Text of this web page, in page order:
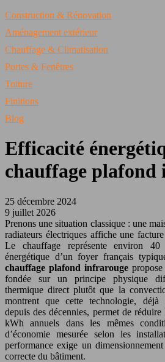
Construction & Rénovation
Aménagement extérieur
Chauffage & Climatisation
Portes & Fenêtres
Toiture
Finitions
Blog
Efficacité
chauffage plafond
25 décembre 2024
9 juillet 2026
Prenons une situation classique : une
radiateurs électriques affiche une
Le chauffage représente environ
énergétique d’un foyer français
chauffage plafond infrarougepropose
fondée sur un principe physique
thermique direct plutôt que la
montrent que cette technologie, déjà
depuis des décennies, permet de
kWh annuels dans les mêmes
d’économie mesurée selon les
performance exige un
correcte du bâtiment.